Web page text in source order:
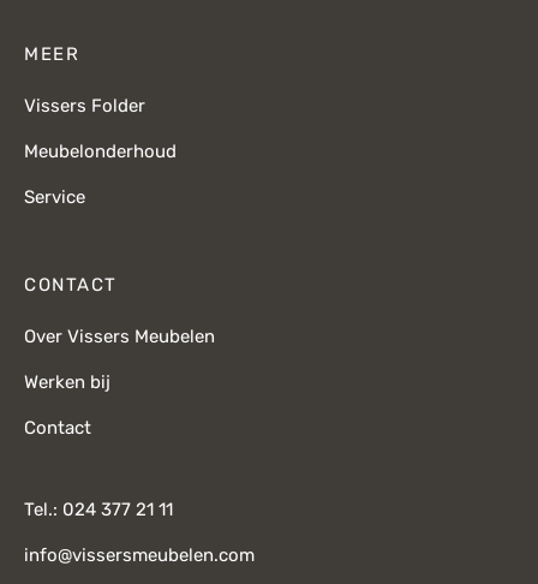
MEER
Vissers Folder
Meubelonderhoud
Service
CONTACT
Over Vissers Meubelen
Werken bij
Contact
Tel.: 024 377 21 11
info@vissersmeubelen.com